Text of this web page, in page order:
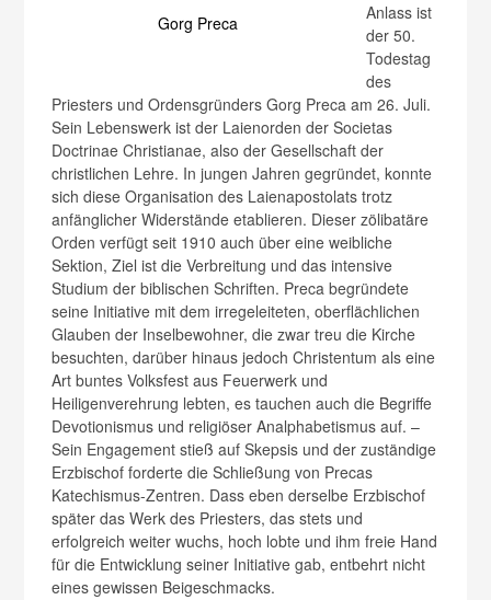
Gorg Preca
Anlass ist
der 50.
Todestag
des
Priesters und Ordensgründers Gorg Preca am 26. Juli.
Sein Lebenswerk ist der Laienorden der Societas
Doctrinae Christianae, also der Gesellschaft der
christlichen Lehre. In jungen Jahren gegründet, konnte
sich diese Organisation des Laienapostolats trotz
anfänglicher Widerstände etablieren. Dieser zölibatäre
Orden verfügt seit 1910 auch über eine weibliche
Sektion, Ziel ist die Verbreitung und das intensive
Studium der biblischen Schriften. Preca begründete
seine Initiative mit dem irregeleiteten, oberflächlichen
Glauben der Inselbewohner, die zwar treu die Kirche
besuchten, darüber hinaus jedoch Christentum als eine
Art buntes Volksfest aus Feuerwerk und
Heiligenverehrung lebten, es tauchen auch die Begriffe
Devotionismus und religiöser Analphabetismus auf. –
Sein Engagement stieß auf Skepsis und der zuständige
Erzbischof forderte die Schließung von Precas
Katechismus-Zentren. Dass eben derselbe Erzbischof
später das Werk des Priesters, das stets und
erfolgreich weiter wuchs, hoch lobte und ihm freie Hand
für die Entwicklung seiner Initiative gab, entbehrt nicht
eines gewissen Beigeschmacks.